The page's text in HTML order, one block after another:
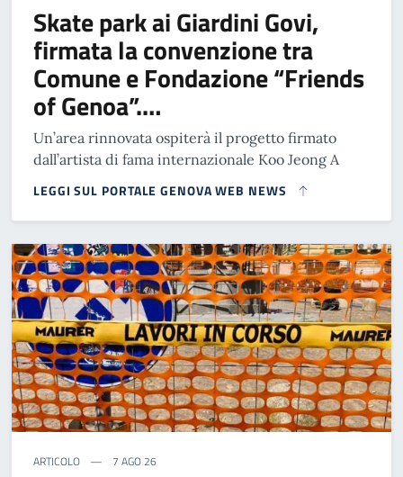
Skate park ai Giardini Govi,
firmata la convenzione tra
Comune e Fondazione “Friends
of Genoa”.…
Un’area rinnovata ospiterà il progetto firmato
dall’artista di fama internazionale Koo Jeong A
LEGGI SUL PORTALE GENOVA WEB NEWS
ARTICOLO 7 AGO 26